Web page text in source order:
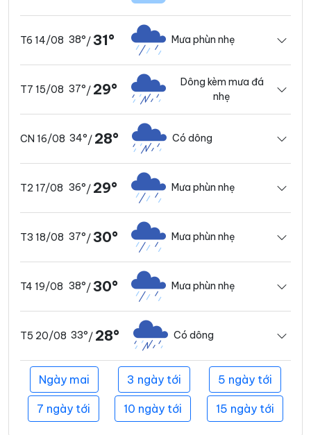
T6 14/08 38°/31° Mưa phùn nhẹ
T7 15/08 37°/ 29°
Dông kèm mưa đá
nhẹ
CN 16/08 34°/ 28° Có dông
T2 17/08 36°/ 29° Mưa phùn nhẹ
T3 18/08 37°/30° Mưa phùn nhẹ
T4 19/08 38°/30° Mưa phùn nhẹ
T5 20/08 33°/ 28° Có dông
Ngày mai 3 ngày tới 5 ngày tới
7 ngày tới 10 ngày tới 15 ngày tới